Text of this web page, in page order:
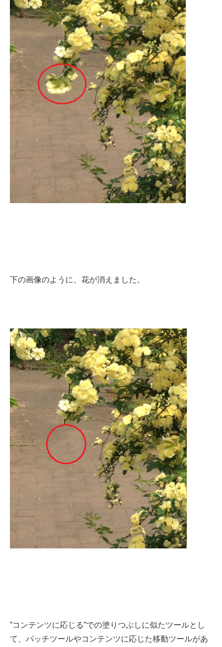
下の画像のように、花が消えました。
”コンテンツに応じる”での塗りつぶしに似たツールとし
て、パッチツールやコンテンツに応じた移動ツールがあ